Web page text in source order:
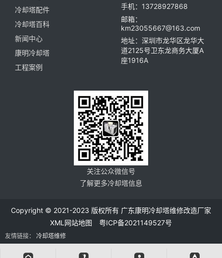
冷却塔配件
冷却塔百科
新闻中心
康明冷却塔
工程案例
手机：13728927868
邮箱：
km23055667@163.com
地址：深圳市龙华区龙华大
道2125号卫东龙商务大厦A
座1916A
关注公众微信号
了解更多冷却塔信息
Copyright © 2021-2023 版权所有 广东康明冷却塔维修改造厂家
XML网站地图
粤ICP备2021149527号
友情链接： 冷却塔维修